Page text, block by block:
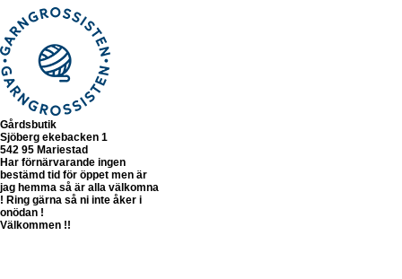
Gårdsbutik
Sjöberg ekebacken 1
542 95 Mariestad
Har förnärvarande ingen
bestämd tid för öppet men är
jag hemma så är alla välkomna
! Ring gärna så ni inte åker i
onödan !
Välkommen !!